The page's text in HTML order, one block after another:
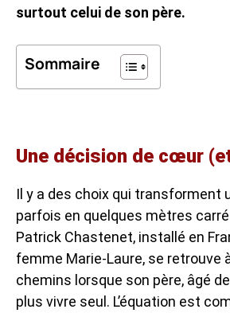
surtout celui de son père.
Sommaire
Une décision de cœur
Il y a des choix qui transforment
parfois en quelques mètres
Patrick Chastenet, installé en
femme Marie-Laure, se retrouve
chemins lorsque son père, âgé
plus vivre seul. L’équation est